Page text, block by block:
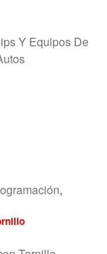
Y Equipos De
,